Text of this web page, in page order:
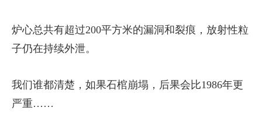
炉心总共有超过200平方米的漏洞和裂痕，放射性粒
子仍在持续外泄。
我们谁都清楚，如果石棺崩塌，后果会比1986年更
严重……